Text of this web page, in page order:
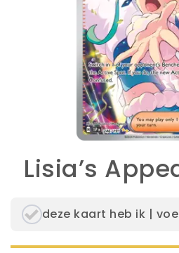
Lisia’s
deze kaart heb ik |